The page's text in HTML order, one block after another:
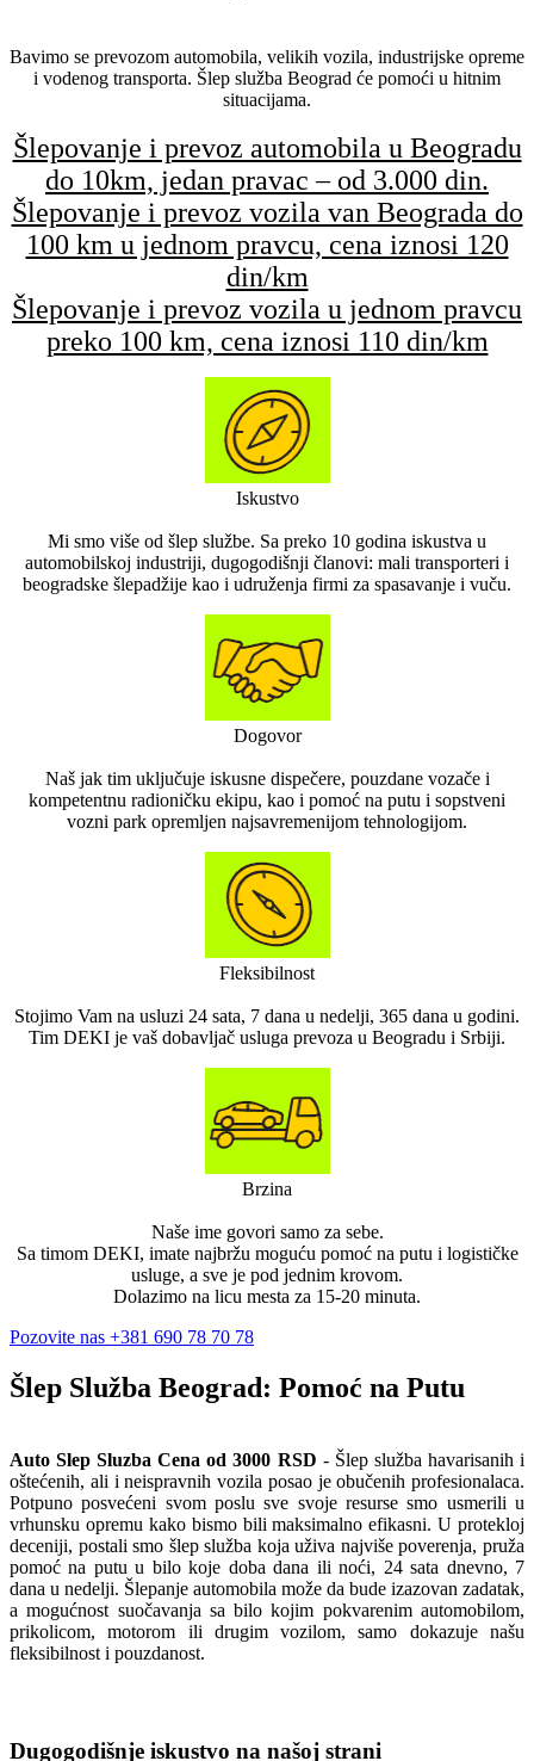
Bavimo se prevozom automobila, velikih vozila, industrijske opreme
i vodenog transporta. Šlep služba Beograd će pomoći u hitnim
situacijama.
Šlepovanje i prevoz automobila u Beogradu
do 10km, jedan pravac – od 3.000 din.
Šlepovanje i prevoz vozila van Beograda do
100 km u jednom pravcu, cena iznosi 120
din/km
Šlepovanje i prevoz vozila u jednom pravcu
preko 100 km, cena iznosi 110 din/km
Iskustvo
Mi smo više od šlep službe. Sa preko 10 godina iskustva u
automobilskoj industriji, dugogodišnji članovi: mali transporteri i
beogradske šlepadžije kao i udruženja firmi za spasavanje i vuču.
Dogovor
Naš jak tim uključuje iskusne dispečere, pouzdane vozače i
kompetentnu radioničku ekipu, kao i pomoć na putu i ​​sopstveni
vozni park opremljen najsavremenijom tehnologijom.
Fleksibilnost
Stojimo Vam na usluzi 24 sata, 7 dana u nedelji, 365 dana u godini.
Tim DEKI je vaš dobavljač usluga prevoza u Beogradu i Srbiji.
Brzina
Naše ime govori samo za sebe.
Sa timom DEKI, imate najbržu moguću pomoć na putu i ​​logističke
usluge, a sve je pod jednim krovom.
Dolazimo na licu mesta za 15-20 minuta.
Pozovite nas +381 690 78 70 78
Šlep Služba Beograd: Pomoć na Putu
Auto Slep Sluzba Cena od 3000 RSD - Šlep služba havarisanih i
oštećenih, ali i neispravnih vozila posao je obučenih profesionalaca.
Potpuno posvećeni svom poslu sve svoje resurse smo usmerili u
vrhunsku opremu kako bismo bili maksimalno efikasni. U protekloj
deceniji, postali smo šlep služba koja uživa najviše poverenja, pruža
pomoć na putu u bilo koje doba dana ili noći, 24 sata dnevno, 7
dana u nedelji. Šlepanje automobila može da bude izazovan zadatak,
a mogućnost suočavanja sa bilo kojim pokvarenim automobilom,
prikolicom, motorom ili drugim vozilom, samo dokazuje našu
fleksibilnost i pouzdanost.
Dugogodišnje iskustvo na našoj strani